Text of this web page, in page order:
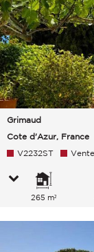
Grimaud
Cote d'Azur, France
V2232ST Vente
265 m²